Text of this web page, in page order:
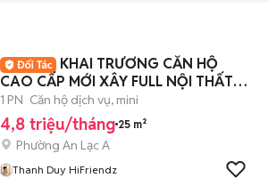
KHAI TRƯƠNG CĂN HỘ
CAO CẤP MỚI XÂY FULL NỘI THẤT
NGAY KINH DƯƠNG VUONG
1 PN Căn hộ dịch vụ, mini
4,8 triệu/tháng 25 m²
Phường An Lạc A
Thanh Duy HiFriendz